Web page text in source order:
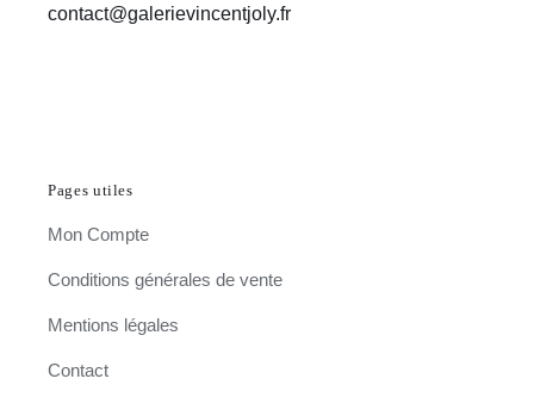
contact@galerievincentjoly.fr
Pages utiles
Mon Compte
Conditions générales de vente
Mentions légales
Contact